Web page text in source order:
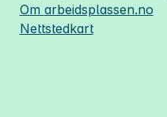
Om arbeidsplassen.no
Nettstedkart